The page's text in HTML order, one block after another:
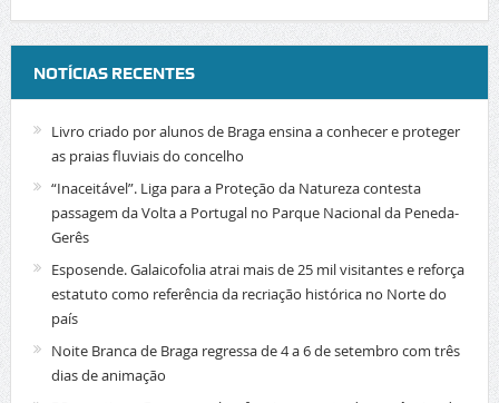
NOTÍCIAS RECENTES
Livro criado por alunos de Braga ensina a conhecer e proteger
as praias fluviais do concelho
“Inaceitável”. Liga para a Proteção da Natureza contesta
passagem da Volta a Portugal no Parque Nacional da Peneda-
Gerês
Esposende. Galaicofolia atrai mais de 25 mil visitantes e reforça
estatuto como referência da recriação histórica no Norte do
país
Noite Branca de Braga regressa de 4 a 6 de setembro com três
dias de animação